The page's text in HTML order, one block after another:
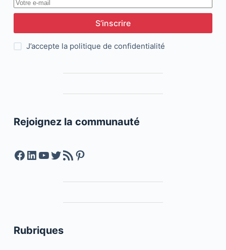
S’inscrire
J’accepte la politique de confidentialité
Rejoignez la communauté
Facebook
LinkedIn
YouTube
Twitter
Feed RSSPinterest
Rubriques